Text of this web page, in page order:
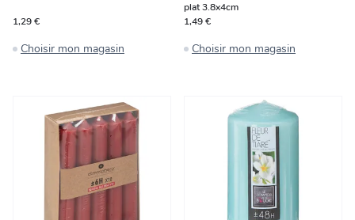
1,29 €
Choisir mon magasin
plat 3.8x4cm
1,49 €
Choisir mon magasin